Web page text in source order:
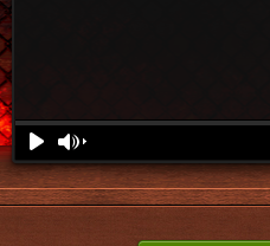
DownloadDenunciar